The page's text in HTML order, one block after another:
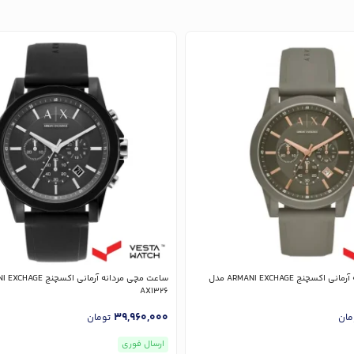
ساعت مچی مردانه آرمانی اکسچنج ARMANI EXCHAGE مدل
AX1326
39,960,000 تومان
ارسال فوری